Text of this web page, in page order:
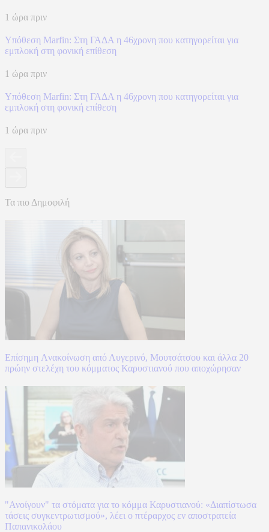
1 ώρα πριν
Υπόθεση Marfin: Στη ΓΑΔΑ η 46χρονη που κατηγορείται για
εμπλοκή στη φονική επίθεση
1 ώρα πριν
Υπόθεση Marfin: Στη ΓΑΔΑ η 46χρονη που κατηγορείται για
εμπλοκή στη φονική επίθεση
1 ώρα πριν
Τα πιο Δημοφιλή
Επίσημη Aνακοίνωση από Αυγερινό, Μουτσάτσου και άλλα 20
πρώην στελέχη του κόμματος Καρυστιανού που αποχώρησαν
"Ανοίγουν" τα στόματα για το κόμμα Καρυστιανού: «Διαπίστωσα
τάσεις συγκεντρωτισμού», λέει ο πτέραρχος εν αποστρατεία
Παπανικολάου